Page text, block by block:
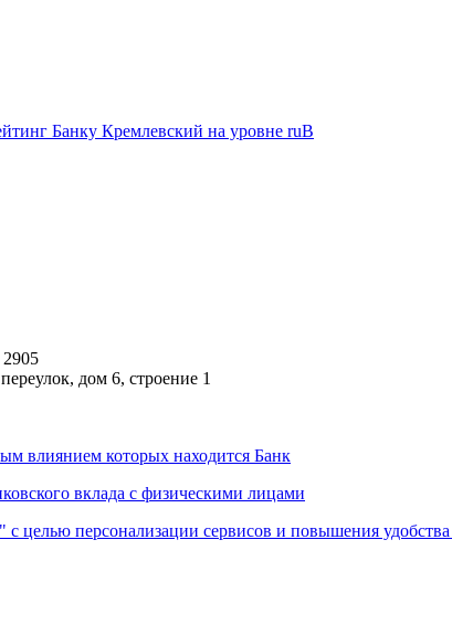
Банку Кремлевский на уровне ruB
дом 6, строение 1
влиянием которых находится Банк
вклада с физическими лицами
персонализации сервисов и повышения удобства